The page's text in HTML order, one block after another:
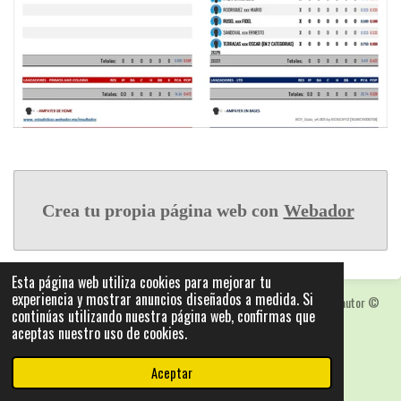
Esta página web utiliza cookies para mejorar tu
experiencia y mostrar anuncios diseñados a medida. Si
continúas utilizando nuestra página web, confirmas que
aceptas nuestro uso de cookies.
Aceptar
Crea tu propia página web con Webador
Las fotografias y logotipos pueden estar protegidas con derechos de autor©
2025: Statics - by ISCRLopez APP_Stats_v5.103
Con la tecnología deWebador